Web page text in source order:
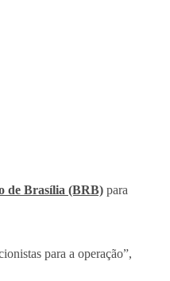
de Brasília (BRB) para
para a operação”,